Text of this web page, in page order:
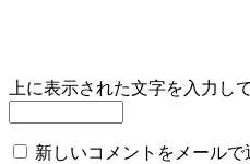
上に表示された文字を入力し
新しいコメントをメールで